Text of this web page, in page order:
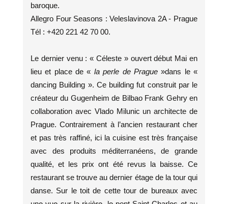
baroque.
Allegro Four Seasons : Veleslavinova 2A - Prague
Tél : +420 221 42 70 00.
Le dernier venu : « Céleste » ouvert début Mai en
lieu et place de « la perle de Prague»dans le «
dancing Building ». Ce building fut construit par le
créateur du Gugenheim de Bilbao Frank Gehry en
collaboration avec Vlado Milunic un architecte de
Prague. Contrairement à l’ancien restaurant cher
et pas très raffiné, ici la cuisine est très française
avec des produits méditerranéens, de grande
qualité, et les prix ont été revus la baisse. Ce
restaurant se trouve au dernier étage de la tour qui
danse. Sur le toit de cette tour de bureaux avec